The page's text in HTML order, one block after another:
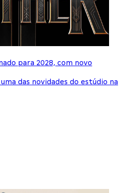
para 2028, com novo
das novidades do estúdio na